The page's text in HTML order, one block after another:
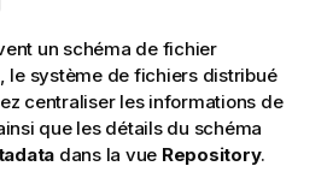
un schéma de fichier
le système de fichiers distribué
centraliser les informations de
que les détails du schéma
dans la vue Repository.